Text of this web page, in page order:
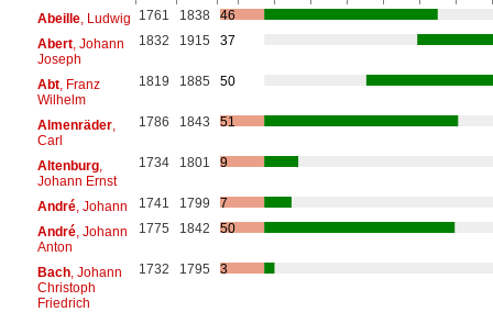
Abeille, Ludwig 1761 1838
46
Abert, Johann
Joseph
1832 1915 37
Abt, Franz
Wilhelm
1819 1885 50
Almenräder,
Carl
1786 1843 51
Altenburg,
Johann Ernst
1734 1801 9
André, Johann 1741 1799
7
André, Johann
Anton
1775 1842 50
Bach, Johann
Christoph
Friedrich
1732 1795 3